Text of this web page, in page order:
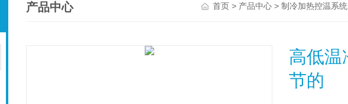
产品中心 首页> 产品中心> 制冷加热控温系统
高低温
节的